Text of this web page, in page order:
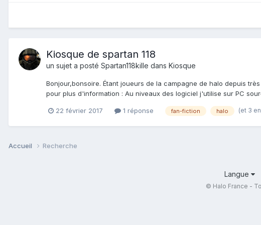
Kiosque de spartan 118
un sujet a posté Spartan118kille dans Kiosque
Bonjour,bonsoire. Étant joueurs de la campagne de halo depuis
pour plus d'information : Au niveaux des logiciel j'utilise sur PC
22 février 2017 1 réponse fan-fiction halo (et 3
Accueil Recherche
Langue
© Halo France -